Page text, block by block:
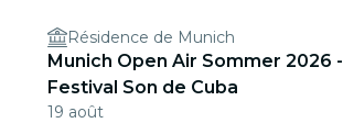
Résidence de Munich
Munich Open Air Sommer 2026 -
Festival Son de Cuba
19 août